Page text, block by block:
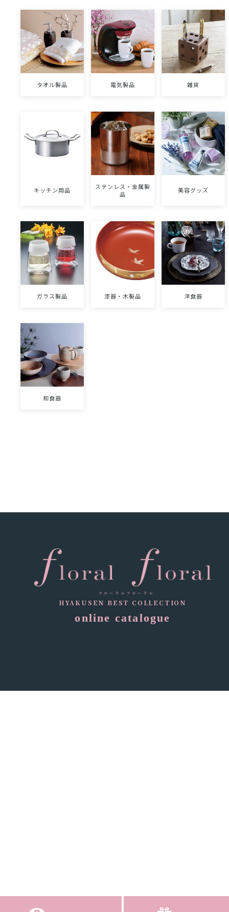
タオル製品 電気製品 雑貨
キッチン用品
ステンレス・金属製
品
美容グッズ
ガラス製品 漆器・木製品 洋食器
和食器
HYAKUSEN BEST COLLECTION
online catalogue